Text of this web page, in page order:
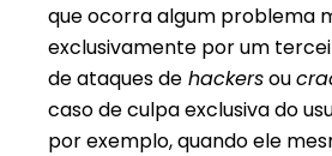
que ocorra algum problema
exclusivamente por um
de ataques de hackersou
caso de culpa exclusiva do
por exemplo, quando ele